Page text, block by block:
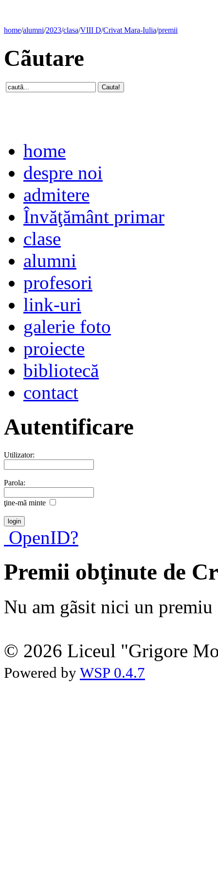
home/alumni/2023/clasa/VIII D/Crivat Mara-Iulia/premii
Cãutare
home
despre noi
admitere
Învăţământ primar
clase
alumni
profesori
link-uri
galerie foto
proiecte
bibliotecă
contact
Autentificare
Utilizator:
Parola:
ţine-mã minte
OpenID?
Premii obţinute de
Nu am gãsit nici un premiu
© 2026 Liceul "Grigore
Powered by WSP 0.4.7